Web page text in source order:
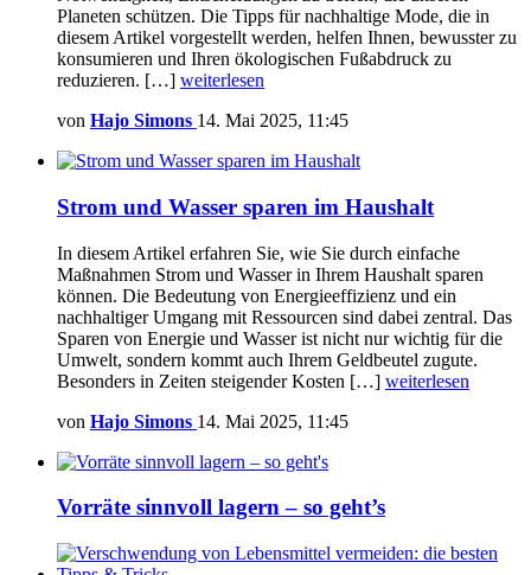
Planeten schützen. Die Tipps für nachhaltige Mode, die in
diesem Artikel vorgestellt werden, helfen Ihnen, bewusster zu
konsumieren und Ihren ökologischen Fußabdruck zu
reduzieren. […] weiterlesen
von Hajo Simons 14. Mai 2025, 11:45
Strom und Wasser sparen im Haushalt
In diesem Artikel erfahren Sie, wie Sie durch einfache
Maßnahmen Strom und Wasser in Ihrem Haushalt sparen
können. Die Bedeutung von Energieeffizienz und ein
nachhaltiger Umgang mit Ressourcen sind dabei zentral. Das
Sparen von Energie und Wasser ist nicht nur wichtig für die
Umwelt, sondern kommt auch Ihrem Geldbeutel zugute.
Besonders in Zeiten steigender Kosten […] weiterlesen
von Hajo Simons 14. Mai 2025, 11:45
Vorräte sinnvoll lagern – so geht’s